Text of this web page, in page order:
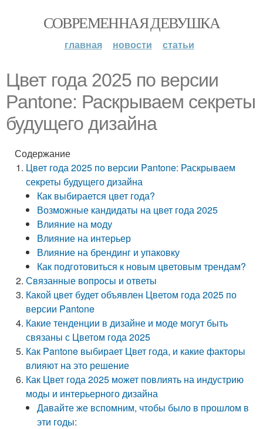
СОВРЕМЕННАЯ ДЕВУШКА
главная новости статьи
Цвет года 2025 по версии
Pantone: Раскрываем секреты
будущего дизайна
Содержание
Цвет года 2025 по версии Pantone: Раскрываем
секреты будущего дизайна
Как выбирается цвет года?
Возможные кандидаты на цвет года 2025
Влияние на моду
Влияние на интерьер
Влияние на брендинг и упаковку
Как подготовиться к новым цветовым трендам?
Связанные вопросы и ответы
Какой цвет будет объявлен Цветом года 2025 по
версии Pantone
Какие тенденции в дизайне и моде могут быть
связаны с Цветом года 2025
Как Pantone выбирает Цвет года, и какие факторы
влияют на это решение
Как Цвет года 2025 может повлиять на индустрию
моды и интерьерного дизайна
Давайте же вспомним, чтобы было в прошлом в
эти годы: